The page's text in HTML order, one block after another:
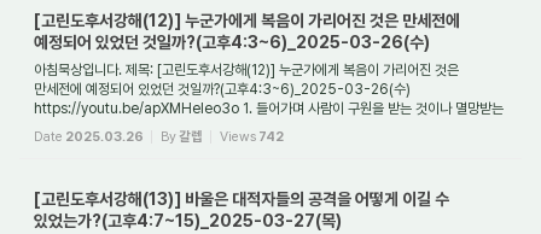
[고린도후서강해(12)] 누군가에게 복음이 가리어진 것은 만세전에
예정되어 있었던 것일까?(고후4:3~6)_2025-03-26(수)
아침묵상입니다. 제목: [고린도후서강해(12)] 누군가에게 복음이 가리어진 것은
만세전에 예정되어 있었던 것일까?(고후4:3~6)_2025-03-26(수)
https://youtu.be/apXMHeleo3o 1. 들어가며 사람이 구원을 받는 것이나 멸망받는
것은 만세전에 이미 예정된 것인...
Date 2025.03.26 By갈렙 Views 742
[고린도후서강해(13)] 바울은 대적자들의 공격을 어떻게 이길 수
있었는가?(고후4:7~15)_2025-03-27(목)